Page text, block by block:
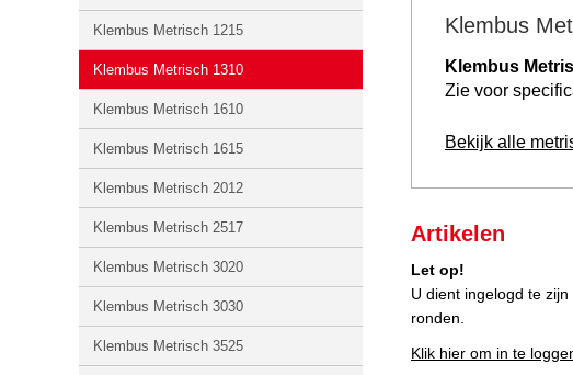
Klembus Metrisch 1215
Klembus Metrisch 1310
Klembus Metrisch 1610
Klembus Metrisch 1615
Klembus Metrisch 2012
Klembus Metrisch 2517
Klembus Metrisch 3020
Klembus Metrisch 3030
Klembus Metrisch 3525
Klembus
Klembus
Zie voor
Bekijk alle
Artikelen
Let op!
U dient ingelogd te
ronden.
Klik hier om in te